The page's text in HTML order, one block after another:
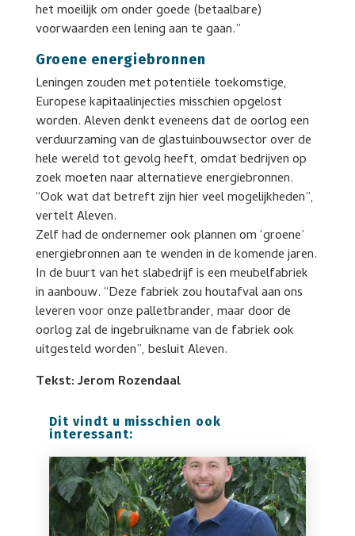
het moeilijk om onder goede (betaalbare)
voorwaarden een lening aan te gaan.”
Groene energiebronnen
Leningen zouden met potentiële toekomstige,
Europese kapitaalinjecties misschien opgelost
worden. Aleven denkt eveneens dat de oorlog een
verduurzaming van de glastuinbouwsector over de
hele wereld tot gevolg heeft, omdat bedrijven op
zoek moeten naar alternatieve energiebronnen.
“Ook wat dat betreft zijn hier veel mogelijkheden”,
vertelt Aleven.
Zelf had de ondernemer ook plannen om ‘groene’
energiebronnen aan te wenden in de komende jaren.
In de buurt van het slabedrijf is een meubelfabriek
in aanbouw. “Deze fabriek zou houtafval aan ons
leveren voor onze palletbrander, maar door de
oorlog zal de ingebruikname van de fabriek ook
uitgesteld worden”, besluit Aleven.
Tekst: Jerom Rozendaal
Dit vindt u misschien ook
interessant: